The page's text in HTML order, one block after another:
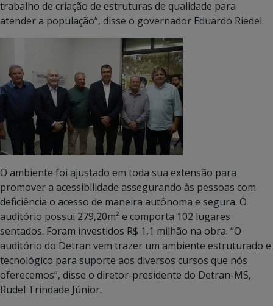
trabalho de criação de estruturas de qualidade para
atender a população”, disse o governador Eduardo Riedel.
O ambiente foi ajustado em toda sua extensão para
promover a acessibilidade assegurando às pessoas com
deficiência o acesso de maneira autônoma e segura. O
auditório possui 279,20m² e comporta 102 lugares
sentados. Foram investidos R$ 1,1 milhão na obra. “O
auditório do Detran vem trazer um ambiente estruturado e
tecnológico para suporte aos diversos cursos que nós
oferecemos”, disse o diretor-presidente do Detran-MS,
Rudel Trindade Júnior.